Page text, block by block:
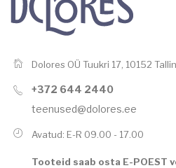
Dolores OÜ Tuukri 17, 10152
+372 644 2440
teenused@dolores.ee
Avatud: E-R 09.00 - 17.00
Tooteid saab osta E-POEST